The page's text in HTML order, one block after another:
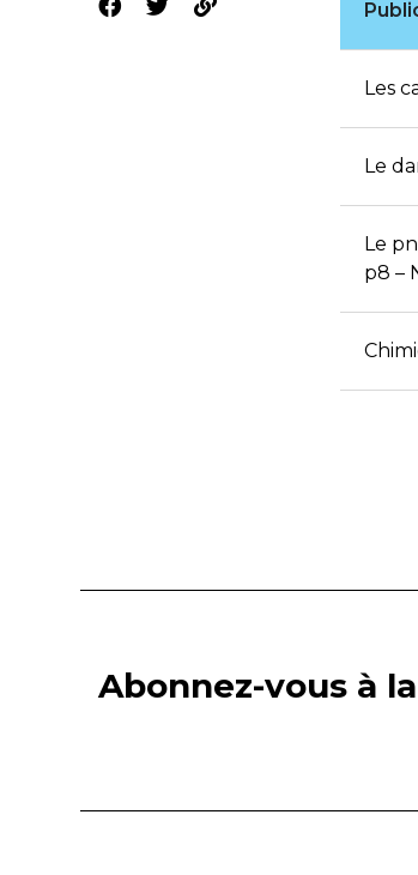
Les
Le
Le
p8 –
Abonnez-vous à